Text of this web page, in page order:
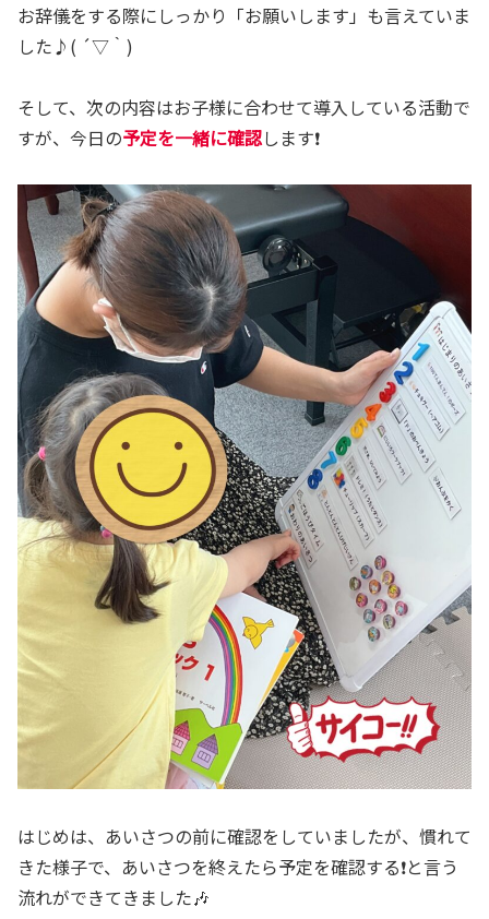
お辞儀をする際にしっかり「お願いします」も言えていま
した♪( ´▽｀)
そして、次の内容はお子様に合わせて導入している活動で
すが、今日の予定を一緒に確認します❗️
はじめは、あいさつの前に確認をしていましたが、慣れて
きた様子で、あいさつを終えたら予定を確認する❗️と言う
流れができてきました🎶